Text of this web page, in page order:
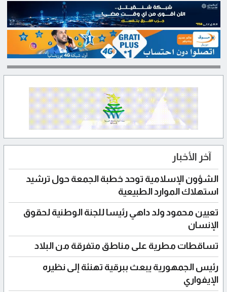
آخر الأخبار
الشؤون الإسلامية توحد خطبة الجمعة حول ترشيد
استهلاك الموارد الطبيعية
تعيين محمود ولد داهي رئيسا للجنة الوطنية لحقوق
الإنسان
تساقطات مطرية على مناطق متفرقة من البلاد
رئيس الجمهورية يبعث ببرقية تهنئة إلى نظيره
الإيفواري